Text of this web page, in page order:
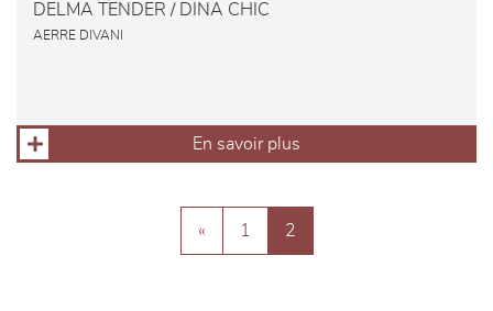
DELMA TENDER / DINA CHIC
AERRE DIVANI
En savoir plus
« 1 2